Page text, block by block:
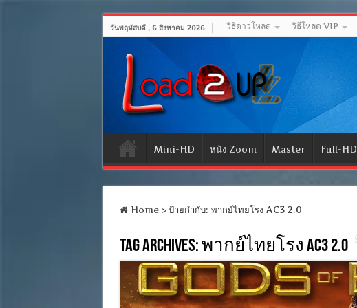
วันพฤหัสบดี , 6 สิงหาคม 2026 วิธีดาวโหลด วิธีโหลด VIP
Mini-HD หนัง Zoom Master Full-HD
Home > ป้ายกำกับ: พากย์ไทยโรง AC3 2.0
Tag Archives:พากย์ไทยโรง AC3 2.0